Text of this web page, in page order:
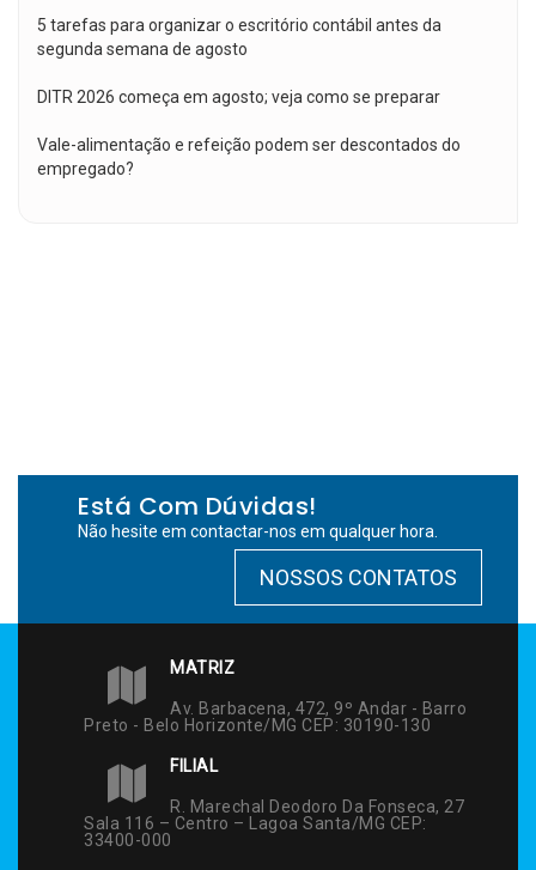
5 tarefas para organizar o escritório contábil antes da
segunda semana de agosto
DITR 2026 começa em agosto; veja como se preparar
Vale-alimentação e refeição podem ser descontados do
empregado?
Está Com Dúvidas!
Não hesite em contactar-nos em qualquer hora.
NOSSOS CONTATOS
MATRIZ
Av. Barbacena, 472, 9º Andar - Barro
Preto - Belo Horizonte/MG CEP: 30190-130
FILIAL
R. Marechal Deodoro Da Fonseca, 27
Sala 116 – Centro – Lagoa Santa/MG CEP:
33400-000